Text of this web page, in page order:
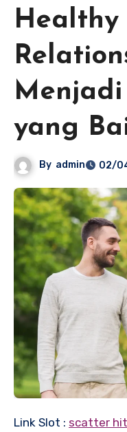
Healthy
yang
By admin 02/
Link Slot : scatter